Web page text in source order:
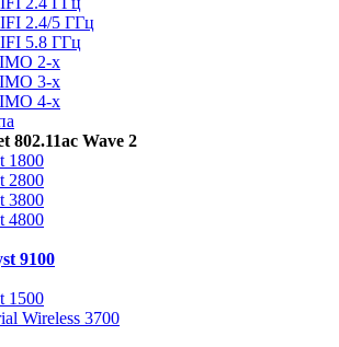
2.4/5 ГГц
5.8 ГГц
2-x
3-x
4-x
802.11ac Wave 2
1800
2800
3800
4800
9100
1500
Wireless 3700